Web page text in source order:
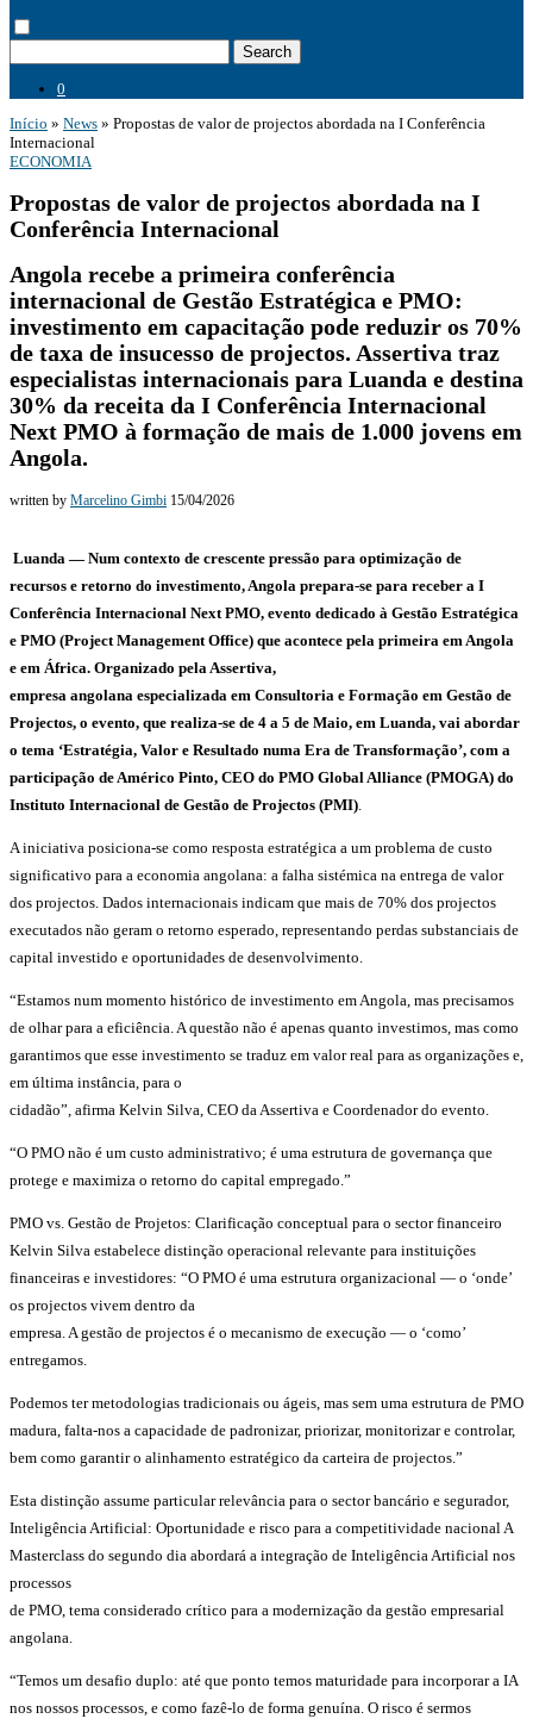
Search
0
Início » News » Propostas de valor de projectos abordada na I Conferência
Internacional
ECONOMIA
Propostas de valor de projectos abordada na I
Conferência Internacional
Angola recebe a primeira conferência
internacional de Gestão Estratégica e PMO:
investimento em capacitação pode reduzir os 70%
de taxa de insucesso de projectos. Assertiva traz
especialistas internacionais para Luanda e destina
30% da receita da I Conferência Internacional
Next PMO à formação de mais de 1.000 jovens em
Angola.
written by Marcelino Gimbi 15/04/2026
Luanda — Num contexto de crescente pressão para optimização de
recursos e retorno do investimento, Angola prepara-se para receber a I
Conferência Internacional Next PMO, evento dedicado à Gestão Estratégica
e PMO (Project Management Office) que acontece pela primeira em Angola
e em África. Organizado pela Assertiva,
empresa angolana especializada em Consultoria e Formação em Gestão de
Projectos, o evento, que realiza-se de 4 a 5 de Maio, em Luanda, vai abordar
o tema ‘Estratégia, Valor e Resultado numa Era de Transformação’, com a
participação de Américo Pinto, CEO do PMO Global Alliance (PMOGA) do
Instituto Internacional de Gestão de Projectos (PMI)
A iniciativa posiciona-se como resposta estratégica a um problema de custo
significativo para a economia angolana: a falha sistémica na entrega de valor
dos projectos. Dados internacionais indicam que mais de 70% dos projectos
executados não geram o retorno esperado, representando perdas substanciais de
capital investido e oportunidades de desenvolvimento.
“Estamos num momento histórico de investimento em Angola, mas precisamos
de olhar para a eficiência. A questão não é apenas quanto investimos, mas como
garantimos que esse investimento se traduz em valor real para as organizações e,
em última instância, para o
cidadão”, afirma Kelvin Silva, CEO da Assertiva e Coordenador do evento.
“O PMO não é um custo administrativo; é uma estrutura de governança que
protege e maximiza o retorno do capital empregado.”
PMO vs. Gestão de Projetos: Clarificação conceptual para o sector financeiro
Kelvin Silva estabelece distinção operacional relevante para instituições
financeiras e investidores: “O PMO é uma estrutura organizacional — o ‘onde’
os projectos vivem dentro da
empresa. A gestão de projectos é o mecanismo de execução — o ‘como’
entregamos.
Podemos ter metodologias tradicionais ou ágeis, mas sem uma estrutura de PMO
madura, falta-nos a capacidade de padronizar, priorizar, monitorizar e controlar,
bem como garantir o alinhamento estratégico da carteira de projectos.”
Esta distinção assume particular relevância para o sector bancário e segurador,
Inteligência Artificial: Oportunidade e risco para a competitividade nacional A
Masterclass do segundo dia abordará a integração de Inteligência Artificial nos
processos
de PMO, tema considerado crítico para a modernização da gestão empresarial
angolana.
“Temos um desafio duplo: até que ponto temos maturidade para incorporar a IA
nos nossos processos, e como fazê-lo de forma genuína. O risco é sermos